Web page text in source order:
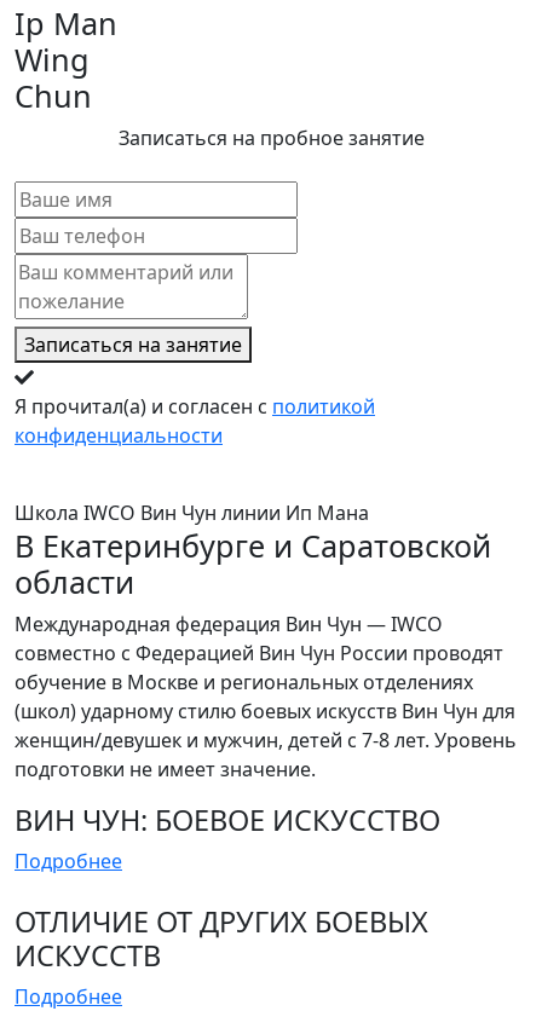
Ip Man
Wing
Chun
Записаться на пробное занятие
Записаться на занятие
Я прочитал(а) и согласен с политикой
конфиденциальности
Школа IWCO Вин Чун линии Ип Мана
В Екатеринбурге и Саратовской
области
Международная федерация Вин Чун — IWCO
совместно с Федерацией Вин Чун России проводят
обучение в Москве и региональных отделениях
(школ) ударному стилю боевых искусств Вин Чун для
женщин/девушек и мужчин, детей с 7-8 лет. Уровень
подготовки не имеет значение.
ВИН ЧУН: БОЕВОЕ ИСКУССТВО
Подробнее
ОТЛИЧИЕ ОТ ДРУГИХ БОЕВЫХ
ИСКУССТВ
Подробнее